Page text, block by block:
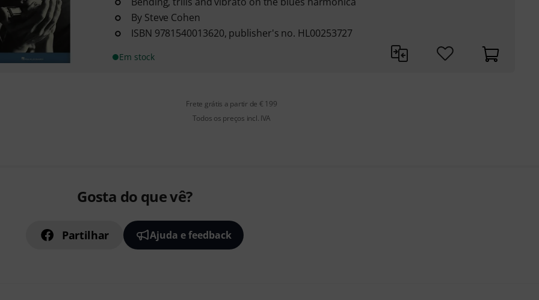
By Steve Cohen
ISBN 9781540013620, publisher's no. HL00253727
Em stock
Frete grátis a partir de € 199
Todos os preços incl. IVA
Gosta do que vê?
Partilhar Ajuda e feedback